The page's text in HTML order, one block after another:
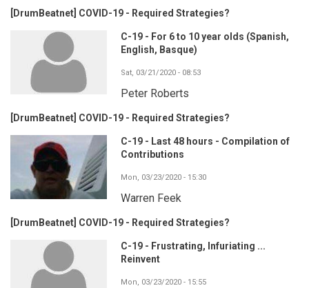
[DrumBeatnet] COVID-19 - Required Strategies?
C-19 - For 6 to 10 year olds (Spanish,
English, Basque)
Sat, 03/21/2020 - 08:53
Peter Roberts
[DrumBeatnet] COVID-19 - Required Strategies?
C-19 - Last 48 hours - Compilation of
Contributions
Mon, 03/23/2020 - 15:30
Warren Feek
[DrumBeatnet] COVID-19 - Required Strategies?
C-19 - Frustrating, Infuriating ...
Reinvent
Mon, 03/23/2020 - 15:55